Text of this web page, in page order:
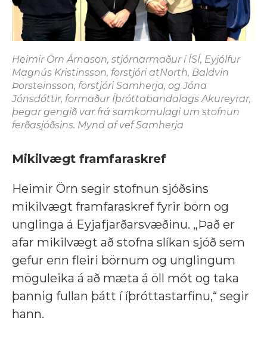
Heimir Örn Árnason, stjórnarmaður í ÍSÍ, Eyjólfur
Magnús Kristinsson, forstjóri atNorth, Baldvin
Þorsteinsson, forstjóri Samherja, og Jóna
Jónsdóttir, formaður Íþróttabandalags Akureyrar,
þegar gengið var frá samkomulagi um stofnun
ferðasjóðsins. Mynd af vef Samherja
Mikilvægt framfaraskref
Heimir Örn segir stofnun sjóðsins
mikilvægt framfaraskref fyrir börn og
unglinga á Eyjafjarðarsvæðinu. „Það er
afar mikilvægt að stofna slíkan sjóð sem
gefur enn fleiri börnum og unglingum
möguleika á að mæta á öll mót og taka
þannig fullan þátt í íþróttastarfinu,“ segir
hann.